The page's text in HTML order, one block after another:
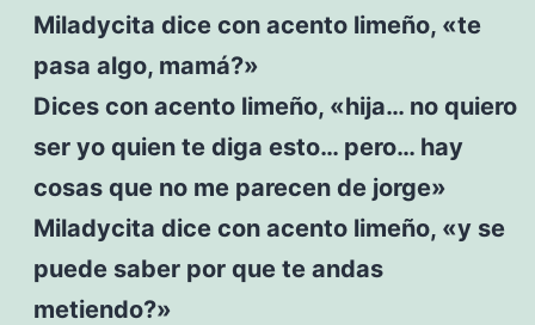
Miladycita dice con acento limeño, «te
pasa algo, mamá?»
Dices con acento limeño, «hija… no quiero
ser yo quien te diga esto… pero… hay
cosas que no me parecen de jorge»
Miladycita dice con acento limeño, «y se
puede saber por que te andas
metiendo?»